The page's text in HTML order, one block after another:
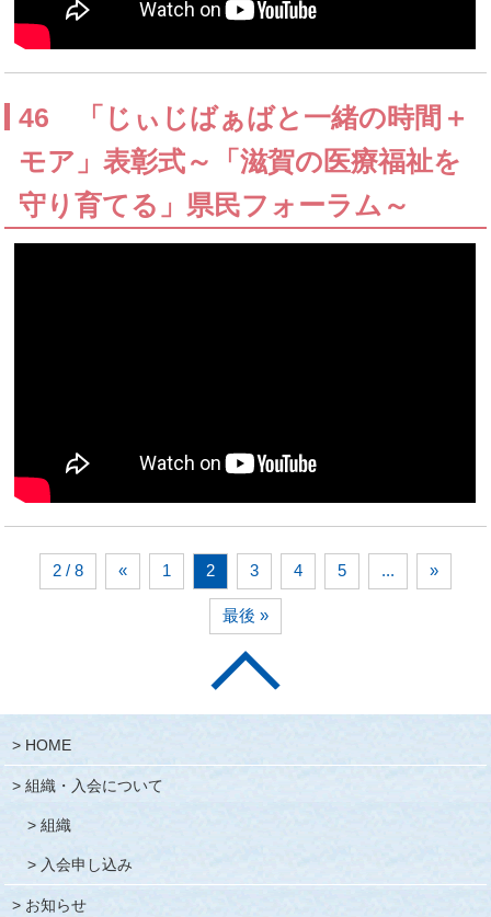
46 「じぃじばぁばと一緒の時間＋
モア」表彰式～「滋賀の医療福祉を
守り育てる」県民フォーラム～
2 / 8 « 1 2 3 4 5 ... »
最後 »
HOME
組織・入会について
組織
入会申し込み
お知らせ